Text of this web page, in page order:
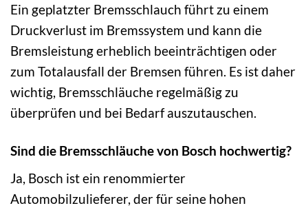
Ein geplatzter Bremsschlauch führt zu einem
Druckverlust im Bremssystem und kann die
Bremsleistung erheblich beeinträchtigen oder
zum Totalausfall der Bremsen führen. Es ist daher
wichtig, Bremsschläuche regelmäßig zu
überprüfen und bei Bedarf auszutauschen.
Sind die Bremsschläuche von Bosch hochwertig?
Ja, Bosch ist ein renommierter
Automobilzulieferer, der für seine hohen